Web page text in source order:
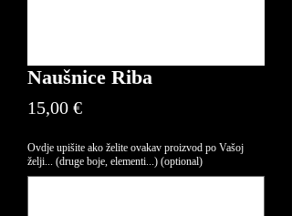
Naušnice Riba
15,00 €Price
Ovdje upišite ako želite ovakav proizvod po Vašoj
želji... (druge boje, elementi...) (optional)